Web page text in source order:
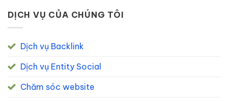
DỊCH VỤ CỦA CHÚNG TÔI
Dịch vụ Backlink
Dịch vụ Entity Social
Chăm sóc website